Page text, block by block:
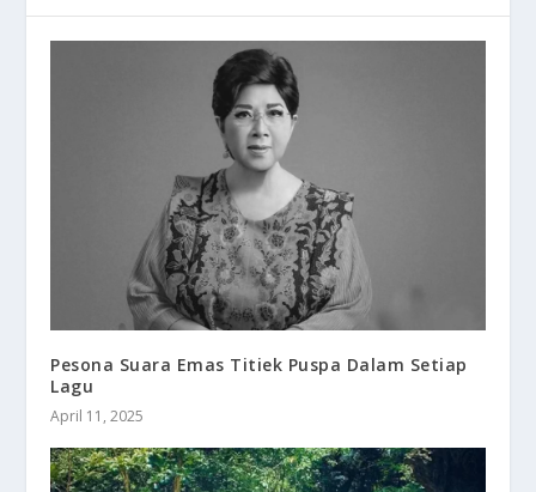
Pesona Suara Emas Titiek Puspa Dalam Setiap
Lagu
April 11, 2025